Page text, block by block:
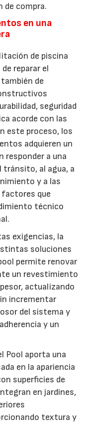
de compra.
en una
de piscina
reparar el
de
seguridad
acorde con las
este proceso, los
adquieren un
responder a una
al agua, a
y a las
que
técnico
exigencias, la
soluciones
permite renovar
un revestimiento
actualizando
incrementar
del sistema y
y un
Pool aporta una
en la apariencia
superficies de
en jardines,
textura y